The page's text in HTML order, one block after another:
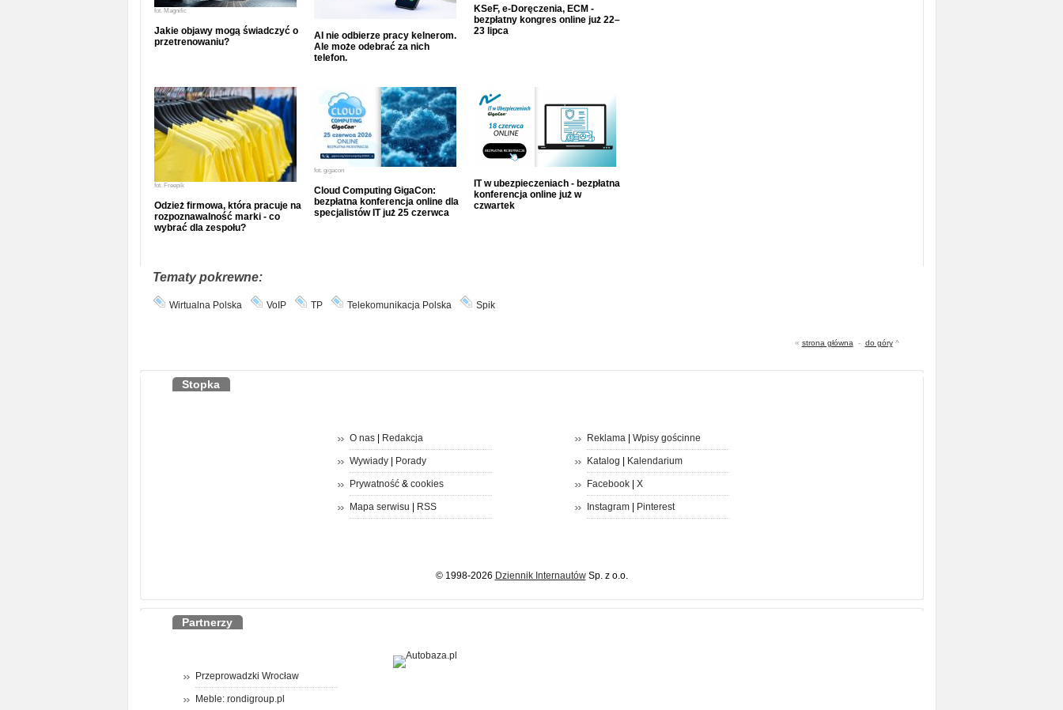
fot. Magnific
Jakie objawy mogą świadczyć o
przetrenowaniu?
AI nie odbierze pracy kelnerom.
Ale może odebrać za nich
telefon.
KSeF, e-Doręczenia, ECM -
bezpłatny kongres online już 22–
23 lipca
fot. Freepik
Odzież firmowa, która pracuje na
rozpoznawalność marki - co
wybrać dla zespołu?
fot. gigacon
Cloud Computing GigaCon:
bezpłatna konferencja online dla
specjalistów IT już 25 czerwca
IT w ubezpieczeniach - bezpłatna
konferencja online już w
czwartek
Tematy pokrewne:
Wirtualna Polska VoIP TP Telekomunikacja Polska Spik
« strona główna - do góry^
Stopka
O nas| Redakcja
Wywiady| Porady
Prywatność& cookies
Mapa serwisu RSS
Reklama| Wpisy gościnne
Katalog Kalendarium
Facebook| X
Instagram| Pinterest
© 1998-2026 Dziennik InternautówSp. z o.o.
Partnerzy
Przeprowadzki Wrocław
Meble: rondigroup.pl